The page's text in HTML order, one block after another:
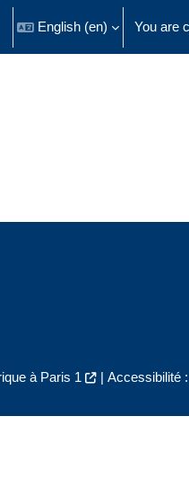
search input
English ‎(en)‎ You are
à Paris 1 | Accessibilité